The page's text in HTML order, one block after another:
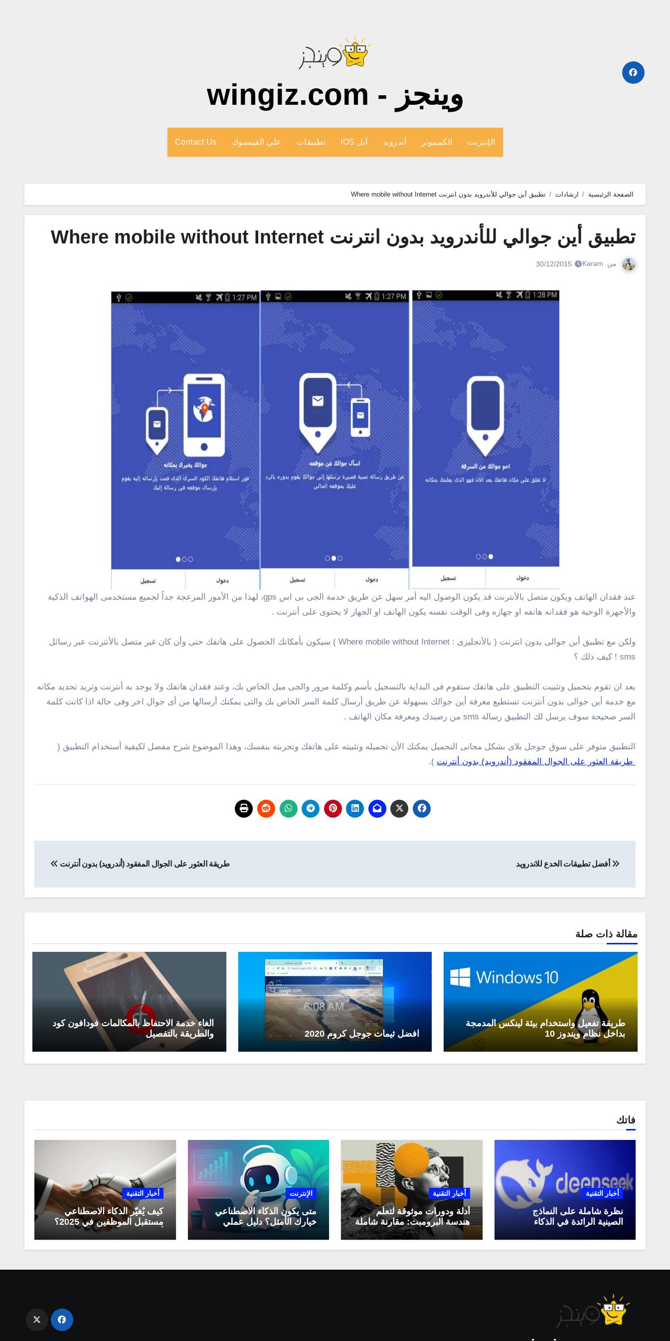
وينجز - wingiz.com
الإنترنت الكمبيوتر أندرويد آبل IOS تطبيقات علي الفيسبوك Contact Us
الصفحة الرئيسية ارشادات تطبيق أين جوالي للأندرويد بدون انترنت Where mobile without Internet
تطبيق أين جوالي للأندرويد بدون انترنت Where mobile without Internet
من Karam
30/12/2015
عند فقدان الهاتف ويكون متصل بالأنترنت قد يكون الوصول اليه أمر سهل عن طريق خدمة الجى بى اس gps، لهذا من الأمور المزعجة جداً لجميع مستخدمى الهواتف الذكية
والأجهزة الوحية هو فقدانه هاتفه او جهازه وفى الوقت نفسه يكون الهاتف او الجهاز لا يحتوى على أنترنت .
ولكن مع تطبيق أين جوالى بدون انترنت ( بالأنجليزى : Where mobile without Internet ) سيكون بأمكانك الحصول على هاتفك حتى وأن كان غير متصل بالأنترنت عبر رسائل
sms ! كيف ذلك ؟
بعد ان تقوم بتحميل وتثبيت التطبيق على هاتفك ستقوم فى البداية بالتسجيل بأسم وكلمة مرور والجى ميل الخاص بك، وعند فقدان هاتفك ولا يوجد به أنترنت وتريد تحديد مكانه
مع خدمة أين جوالى بدون أنترنت تستطيع معرفة أين جوالك بسهولة عن طريق أرسال كلمة السر الخاص بك والتى يمكنك أرسالها من أى جوال اخر وفى حالة اذا كانت كلمة
السر صحيحة سوف يرسل لك التطبيق رسالة sms من رصيدك ومعرفة مكان الهاتف .
التطبيق متوفر على سوق جوجل بلاى بشكل مجانى التحميل يمكنك الأن تحميله وتثبيته على هاتفك وتجربته بنفسك، وهذا الموضوع شرح مفصل لكيفية أستخدام التطبيق (
طريقة العثور على الجوال المفقود (أندرويد) بدون أنترنت ).
المقالات
أفضل تطبيقات الخدع للاندرويد طريقة العثور على الجوال المفقود (أندرويد) بدون أنترنت
مقالة ذات صلة
طريقة تفعيل واستخدام بيئة لينكس المدمجة
بداخل نظام ويندوز 10
افضل ثيمات جوجل كروم 2020
الغاء خدمة الاحتفاظ بالمكالمات فودافون كود
والطريقة بالتفصيل
فاتك
أخبار التقنية
نظرة شاملة على النماذج
الصينية الرائدة في الذكاء
وكيف تستفيد منها في عام
2025
أخبار التقنية
أدلة ودورات موثوقة لتعلّم
هندسة البرومبت: مقارنة شاملة
لعام 2025
الإنترنت
متى يكون الذكاء الاصطناعي
خيارك الأمثل؟ دليل عملي
لاستخدامه في العمل اليومي
أخبار التقنية
كيف يُغيّر الذكاء الاصطناعي
مستقبل الموظفين في 2025؟
أبرز التحولات المهنية